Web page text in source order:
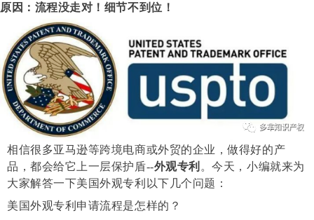
原因：流程没走对！细节不到位！
相信很多亚马逊等跨境电商或外贸的企业，做得好的产
品，都会给它上一层保护盾--外观专利 。今天，小编就来为
大家解答一下美国外观专利以下几个问题：
美国外观专利申请流程是怎样的？